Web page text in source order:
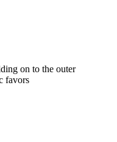
on to the outer
favors